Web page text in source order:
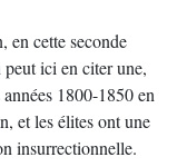
en cette seconde
ici en citer une,
1800-1850 en
et les élites ont une
insurrectionnelle.